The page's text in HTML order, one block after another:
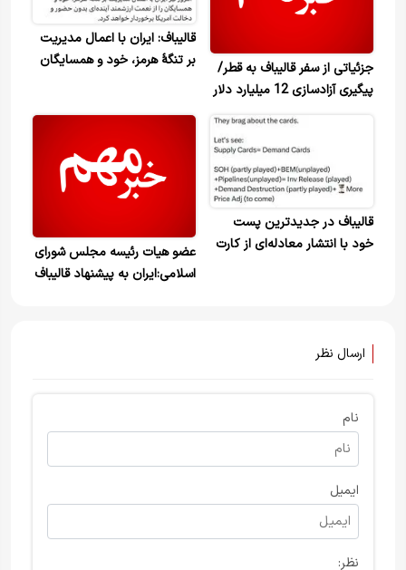
جزئیاتی از سفر قالیباف به قطر/
پیگیری آزادسازی 12 میلیارد دلار
قالیباف: ایران با اعمال مدیریت
بر تنگهٔ هرمز، خود و همسایگان
برخوردار خواهد کرد
قالیباف در جدیدترین پست
خود با انتشار معادله‌ای از کارت
کارت‌های زیادی برای بازی کردن
صحبت می
عضو هیات رئیسه مجلس شورای
اسلامی:ایران به پیشنهاد قالیباف
ارسال نظر
نام
ایمیل
نظر: